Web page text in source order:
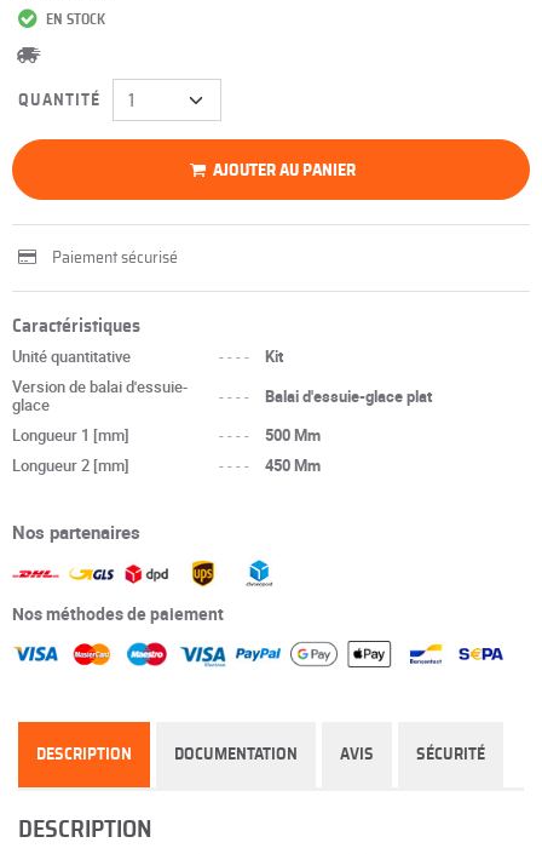
EN STOCK
QUANTITÉ
AJOUTER AU PANIER
Paiement sécurisé
Caractéristiques
Unité quantitative ----
Kit
Version de balai d'essuie-
glace
----
Balai d'essuie-glace plat
Longueur 1 [mm]
----
500 Mm
Longueur 2 [mm]
---- 450 Mm
Nos partenaires
Nos méthodes de paiement
DESCRIPTION DOCUMENTATION AVIS SÉCURITÉ
DESCRIPTION